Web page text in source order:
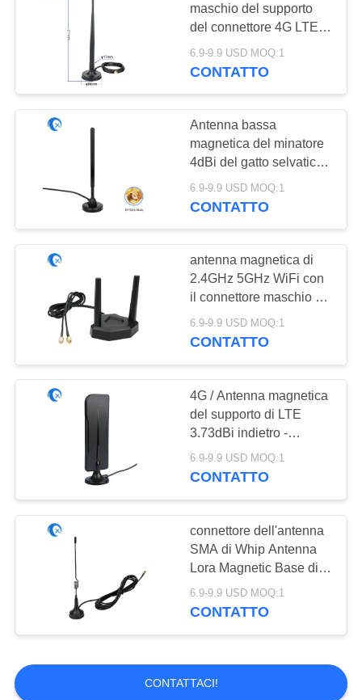
maschio del supporto
del connettore 4G LTE di
SMA con cavo LMR195
6.9-9.9 USD MOQ:1
CONTATTO
Antenna bassa
magnetica del minatore
4dBi del gatto selvatico
300 di punto caldo
dell'elio con il cavo di
6.9-9.9 USD MOQ:1
CONTATTO
antenna magnetica di
2.4GHz 5GHz WiFi con
il connettore maschio di
RP SMA
6.9-9.9 USD MOQ:1
CONTATTO
4G / Antenna magnetica
del supporto di LTE
3.73dBi indietro -
compatibile a 3G 2G
6.9-9.9 USD MOQ:1
CONTATTO
connettore dell'antenna
SMA di Whip Antenna
Lora Magnetic Base di
DOTTRINA 433MHz
6.9-9.9 USD MOQ:1
CONTATTO
CONTATTACI!